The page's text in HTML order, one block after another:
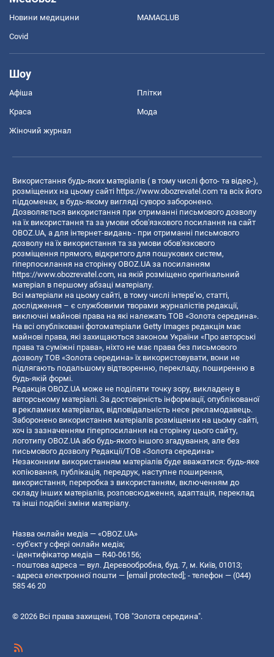
Новини медицини MAMACLUB
Covid
Шоу
Афіша Плітки
Краса Мода
Жіночий журнал
Використання будь-яких матеріалів ( в тому числі фото- та відео-),
розміщених на цьому сайті https://www.obozrevatel.com та всіх його
піддоменах, в будь-якому вигляді суворо заборонено.
Дозволяється використання при отриманні письмового дозволу
на їх використання та за умови обов'язкового посилання на сайт
OBOZ.UA, а для інтернет-видань - при отриманні письмового
дозволу на їх використання та за умови обов'язкового
розміщення прямого, відкритого для пошукових систем,
гіперпосилання на сторінку OBOZ.UA за посиланням
https://www.obozrevatel.com, на якій розміщено оригінальний
матеріал в першому абзаці матеріалу.
Всі матеріали на цьому сайті, в тому числі інтерв’ю, статті,
дослідження – є службовими творами журналістів редакції,
виключні майнові права на які належать ТОВ «Золота середина».
На всі опубліковані фотоматеріали Getty Images редакція має
майнові права, які захищаються законом України «Про авторські
права та суміжні права», ніхто не має права без письмового
дозволу ТОВ «Золота середина» їх використовувати, вони не
підлягають подальшому відтворенню, перекладу, поширенню в
будь-якій формі.
Редакція OBOZ.UA може не поділяти точку зору, викладену в
авторському матеріалі. За достовірність інформації, опублікованої
в рекламних матеріалах, відповідальність несе рекламодавець.
Заборонено використання матеріалів розміщених на цьому сайті,
хоч із зазначенням гіперпосилання на сторінку цього сайту,
логотипу OBOZ.UA або будь-якого іншого згадування, але без
письмового дозволу Редакції/ТОВ «Золота середина»
Незаконним використанням матеріалів буде вважатися: будь-яке
копiювання, публiкацiя, передрук, наступне поширення,
використання, переробка з використанням, включенням до
складу інших матеріалів, розповсюдження, адаптація, переклад
та інші подібні зміни матеріалу.
Назва онлайн медіа — «OBOZ.UA»
- суб'єкт у сфері онлайн медіа;
- ідентифікатор медіа — R40-06156;
- поштова адреса — вул. Деревообробна, буд. 7, м. Київ, 01013;
- адреса електронної пошти — [email protected]; - телефон — (044)
585 46 20
© 2026 Всі права захищені, ТОВ "Золота середина".